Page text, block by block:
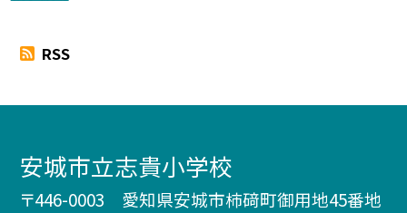
RSS
安城市立志貴小学校
〒446-0003 愛知県安城市柿𥔎町御用地45番地